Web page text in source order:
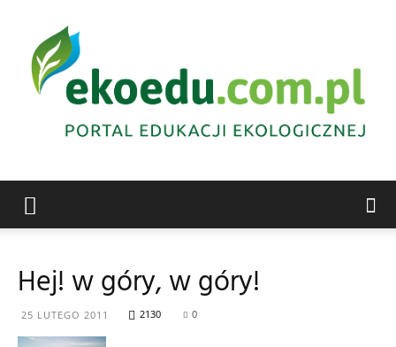
ekologiczna
Hej! w góry, w góry!
25 LUTEGO 2011 2130 0